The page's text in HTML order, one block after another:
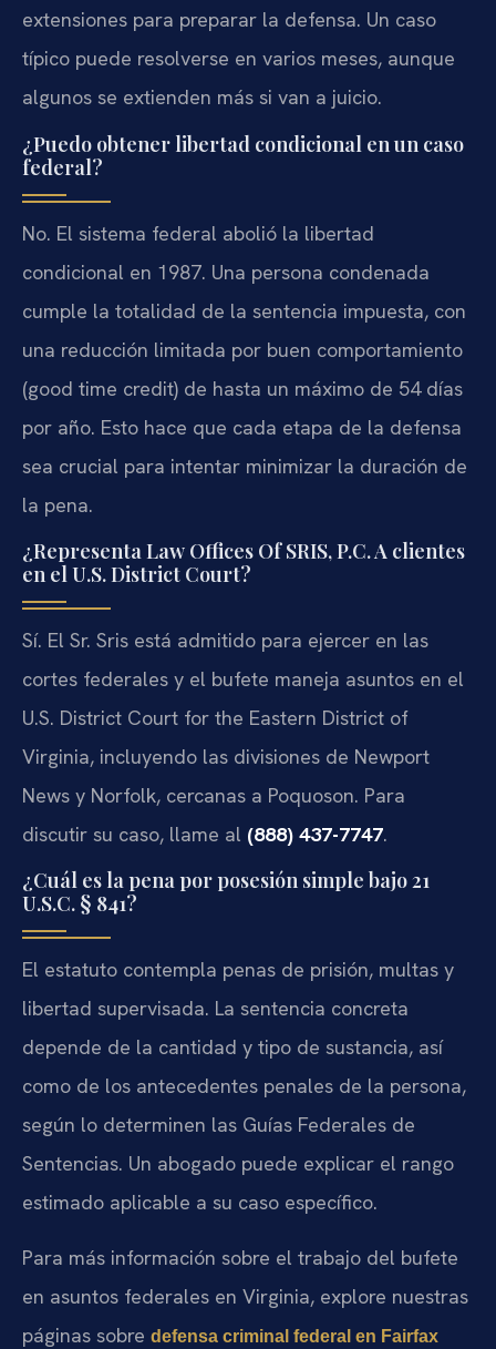
extensiones para preparar la defensa. Un caso
típico puede resolverse en varios meses, aunque
algunos se extienden más si van a juicio.
¿Puedo obtener libertad condicional en un caso
federal?
No. El sistema federal abolió la libertad
condicional en 1987. Una persona condenada
cumple la totalidad de la sentencia impuesta, con
una reducción limitada por buen comportamiento
(good time credit) de hasta un máximo de 54 días
por año. Esto hace que cada etapa de la defensa
sea crucial para intentar minimizar la duración de
la pena.
¿Representa Law Offices Of SRIS, P.C. A clientes
en el U.S. District Court?
Sí. El Sr. Sris está admitido para ejercer en las
cortes federales y el bufete maneja asuntos en el
U.S. District Court for the Eastern District of
Virginia, incluyendo las divisiones de Newport
News y Norfolk, cercanas a Poquoson. Para
discutir su caso, llame al (888) 437-7747.
¿Cuál es la pena por posesión simple bajo 21
U.S.C. § 841?
El estatuto contempla penas de prisión, multas y
libertad supervisada. La sentencia concreta
depende de la cantidad y tipo de sustancia, así
como de los antecedentes penales de la persona,
según lo determinen las Guías Federales de
Sentencias. Un abogado puede explicar el rango
estimado aplicable a su caso específico.
Para más información sobre el trabajo del bufete
en asuntos federales en Virginia, explore nuestras
páginas sobre defensa criminal federal en Fairfax